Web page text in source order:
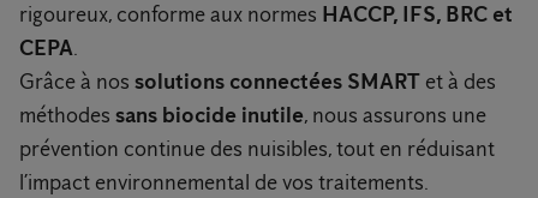
rigoureux, conforme aux normes HACCP, IFS, BRC et
CEPA.
Grâce à nos solutions connectées SMART et à des
méthodes sans biocide inutile, nous assurons une
prévention continue des nuisibles, tout en réduisant
l’impact environnemental de vos traitements.